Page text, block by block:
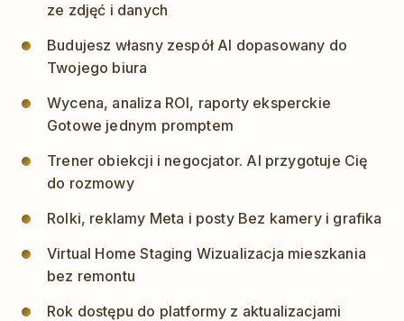
ze zdjęć i danych
Budujesz własny zespół AI dopasowany do
Twojego biura
Wycena, analiza ROI, raporty eksperckie
Gotowe jednym promptem
Trener obiekcji i negocjator. AI przygotuje Cię
do rozmowy
Rolki, reklamy Meta i posty Bez kamery i grafika
Virtual Home Staging Wizualizacja mieszkania
bez remontu
Rok dostępu do platformy z aktualizacjami